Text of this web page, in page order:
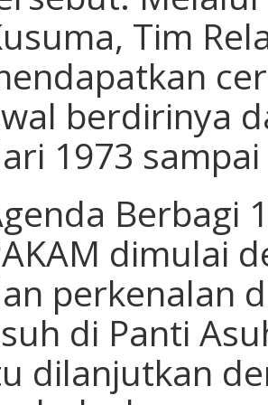
Tim
berdirinya
1973
Berbagi
dimulai
perkenalan
di Panti
dilanjutkan